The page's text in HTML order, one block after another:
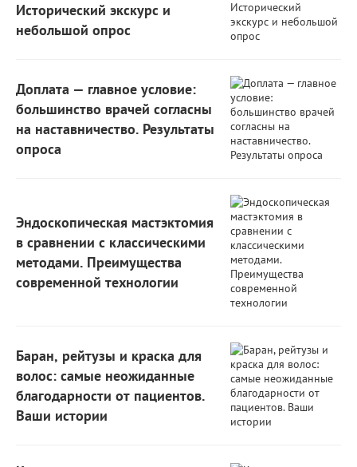
Исторический экскурс и
небольшой опрос
Доплата — главное условие:
большинство врачей согласны
на наставничество. Результаты
опроса
Эндоскопическая мастэктомия
в сравнении с классическими
методами. Преимущества
современной технологии
Баран, рейтузы и краска для
волос: самые неожиданные
благодарности от пациентов.
Ваши истории